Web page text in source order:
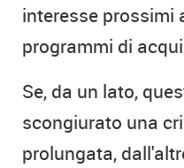
interesse prossimi
programmi di
Se, da un lato,
scongiurato una
prolungata,